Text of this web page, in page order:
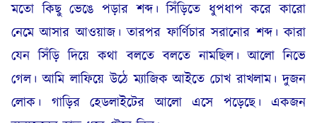
মতো কিছু ভেঙে পড়ার শব্দ। সিঁড়িতে ধুপধাপ করে কারো
নেমে আসার আওয়াজ। তারপর ফার্ণিচার সরানোর শব্দ। কারা
যেন সিঁড়ি দিয়ে কথা বলতে বলতে নামছিল। আলো নিভে
গেল। আমি লাফিয়ে উঠে ম্যাজিক আইতে চোখ রাখলাম। দুজন
লোক। গাড়ির হেডলাইটের আলো এসে পড়েছে। একজন